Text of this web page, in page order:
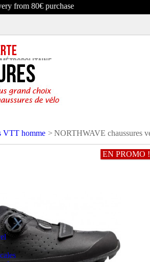
80€ purchase
VTT homme > NORTHWAVE chaussures
EN PROMO !